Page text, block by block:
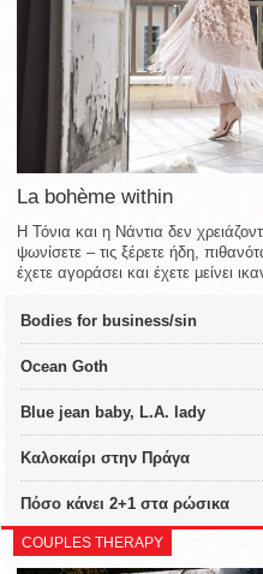
La bohème within
Η Τόνια και η Νάντια δεν
ψωνίσετε – τις ξέρετε ήδη,
έχετε αγοράσει και έχετε μείνει
Bodies for business/sin
Ocean Goth
Blue jean baby, L.A. lady
Καλοκαίρι στην Πράγα
Πόσο κάνει 2+1 στα ρώσικα
COUPLES THERAPY